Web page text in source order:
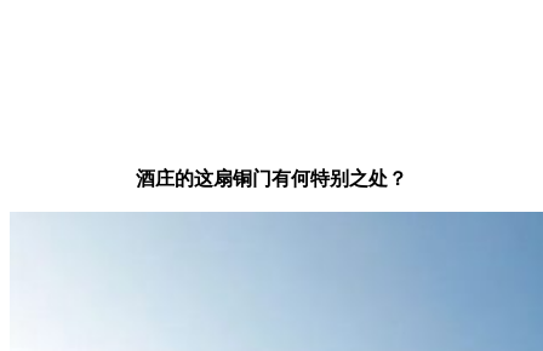
酒庄的这扇铜门有何特别之处？